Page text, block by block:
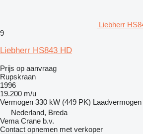
Liebherr
9
Liebherr HS843 HD
Prijs op aanvraag
Rupskraan
1996
19.200 m/u
Vermogen 330 kW (449 PK) Laadvermogen
Nederland, Breda
Vema Crane b.v.
Contact opnemen met verkoper